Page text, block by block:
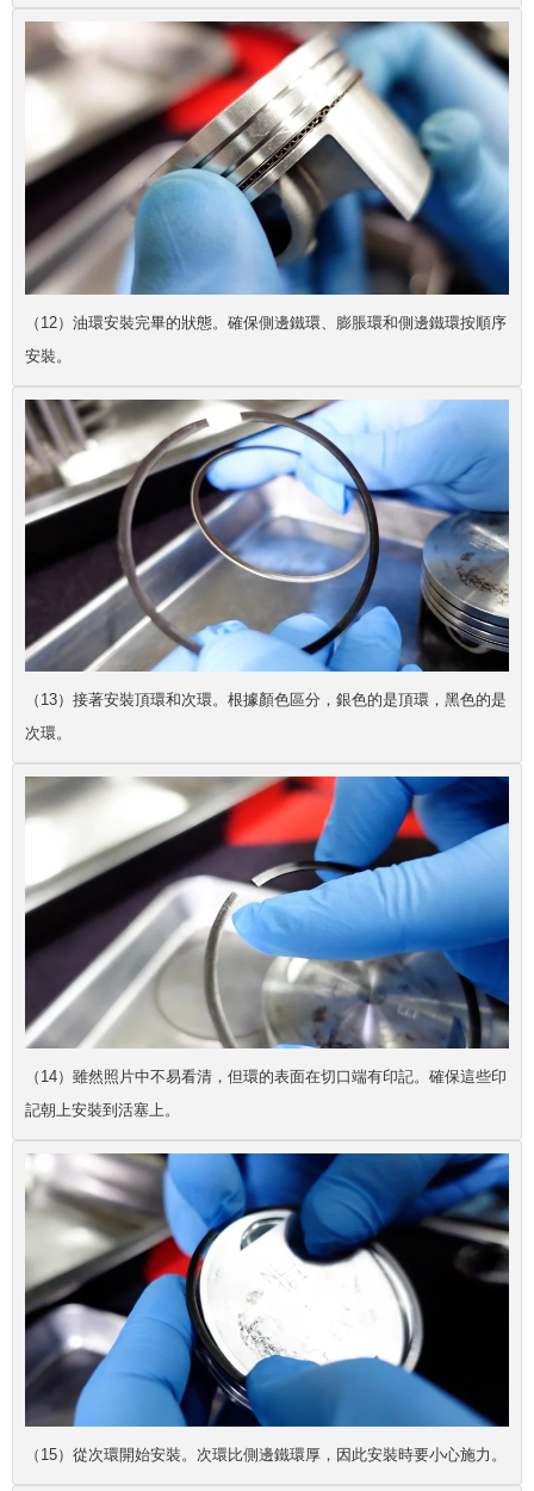
（12）油環安裝完畢的狀態。確保側邊鐵環、膨脹環和側邊鐵環按順序
安裝。
（13）接著安裝頂環和次環。根據顏色區分，銀色的是頂環，黑色的是
次環。
（14）雖然照片中不易看清，但環的表面在切口端有印記。確保這些印
記朝上安裝到活塞上。
（15）從次環開始安裝。次環比側邊鐵環厚，因此安裝時要小心施力。